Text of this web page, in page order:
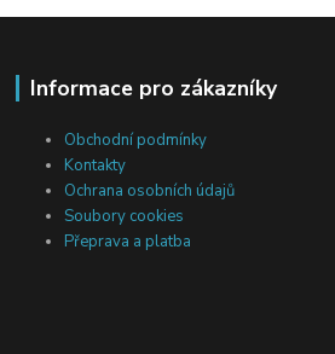
Informace pro zákazníky
Obchodní podmínky
Kontakty
Ochrana osobních údajů
Soubory cookies
Přeprava a platba